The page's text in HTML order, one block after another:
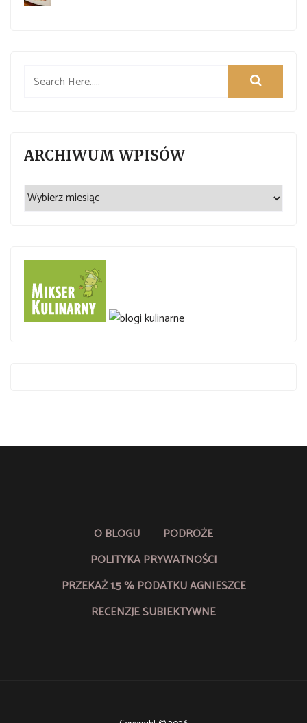
ARCHIWUM WPISÓW
Archiwum
wpisów
O BLOGU
PODRÓŻE
POLITYKA PRYWATNOŚCI
PRZEKAŻ 1.5 % PODATKU AGNIESZCE
RECENZJE SUBIEKTYWNE